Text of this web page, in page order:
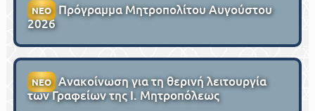
ΝΕΟ Πρόγραμμα Μητροπολίτου Αυγούστου
2026
ΝΕΟ Ανακοίνωση για τη θερινή λειτουργία
των Γραφείων της Ι. Μητροπόλεως